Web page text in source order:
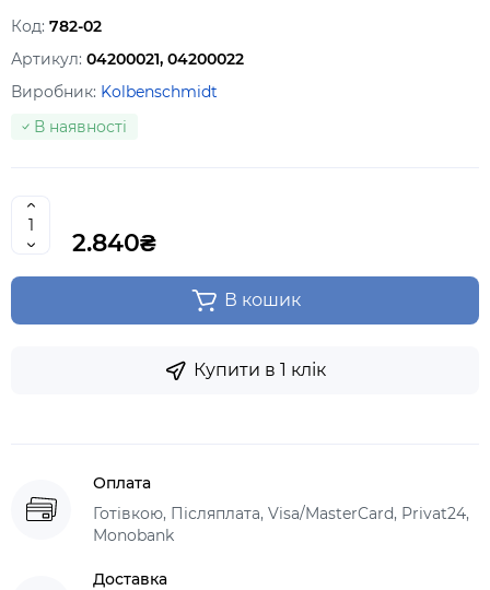
Код: 782-02
Артикул: 04200021, 04200022
Виробник: Kolbenschmidt
В наявності
2.840₴
В кошик
Купити в 1 клік
Оплата
Готівкою, Післяплата, Visa/MasterCard, Privat24,
Monobank
Доставка